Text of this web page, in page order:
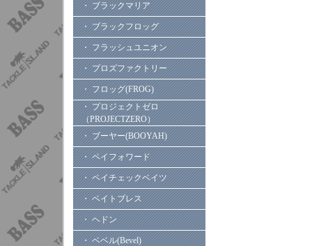
・ ブラックマリア
・ ブラックフロッグ
・ フラッシュユニオン
・ プロズファクトリー
・ フロッグ(FROG)
・ プロジェクトゼロ
（PROJECTZERO）
・ ブーヤー(BOOYAH)
・ ペイフォワード
・ ペイチェックベイツ
・ ベイトブレス
・ ヘドン
・ ベベル(Bevel)